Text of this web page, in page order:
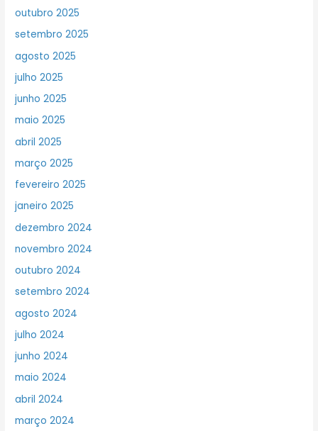
outubro 2025
setembro 2025
agosto 2025
julho 2025
junho 2025
maio 2025
abril 2025
março 2025
fevereiro 2025
janeiro 2025
dezembro 2024
novembro 2024
outubro 2024
setembro 2024
agosto 2024
julho 2024
junho 2024
maio 2024
abril 2024
março 2024